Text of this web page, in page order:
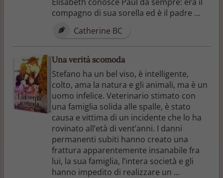
compagno di sua sorella ed è il padre ...
Catherine BC
Una verità scomoda
Stefano ha un bel viso, è intelligente,
colto, ama la natura e gli animali, ma è un
uomo infelice. Veterinario stimato con
una famiglia solida alle spalle, è stato
causa e vittima di un incidente che lo ha
rovinato all’età di vent’anni. I danni
permanenti subiti hanno creato una
frattura apparentemente insanabile fra
lui, la sua famiglia, l’intera società e gli
hanno impedito di realizzare un ...